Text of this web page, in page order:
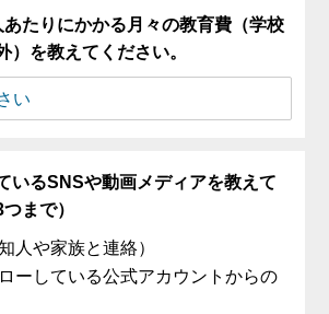
あたりにかかる月々の教育費（学校
）を教えてください。
いるSNSや動画メディアを教えて
まで）
人や家族と連絡）
ーしている公式アカウントからの